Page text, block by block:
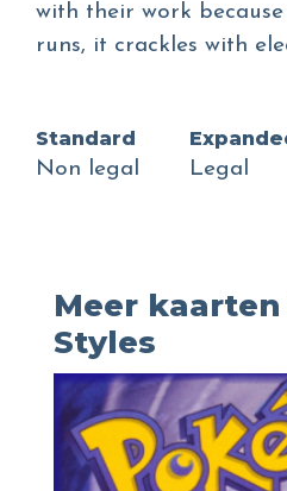
with their work
runs, it crackles with
Standard
Non legal
Legal
Meer
Styles